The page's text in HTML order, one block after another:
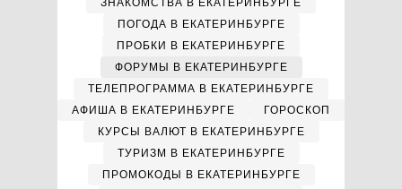
ЗНАКОМСТВА В ЕКАТЕРИНБУРГЕ
ПОГОДА В ЕКАТЕРИНБУРГЕ
ПРОБКИ В ЕКАТЕРИНБУРГЕ
ФОРУМЫ В ЕКАТЕРИНБУРГЕ
ТЕЛЕПРОГРАММА В ЕКАТЕРИНБУРГЕ
АФИША В ЕКАТЕРИНБУРГЕ
ГОРОСКОП
КУРСЫ ВАЛЮТ В ЕКАТЕРИНБУРГЕ
ТУРИЗМ В ЕКАТЕРИНБУРГЕ
ПРОМОКОДЫ В ЕКАТЕРИНБУРГЕ